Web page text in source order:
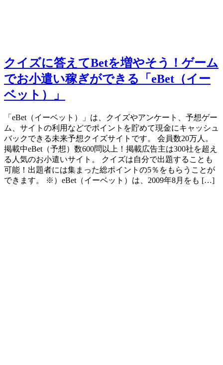
クイズに答えてBetを増やそう！ゲーム
でお小遣い稼ぎができる「eBet（イー
ベット）」
「eBet（イーベット）」は、クイズやアンケート、予想ゲー
ム、サイトの利用などでポイントを貯めて現金にキャッシュ
バックできる未来予想クイズサイトです。 会員数20万人。
掲載中eBet（予想）数600問以上！掲載広告主は300社を超え
る人気のお小遣いサイト。 クイズは自分で出題することも
可能！出題者には集まった総ポイントの5％をもらうことが
できます。 ※）eBet（イーベット）は、2009年8月をも […]